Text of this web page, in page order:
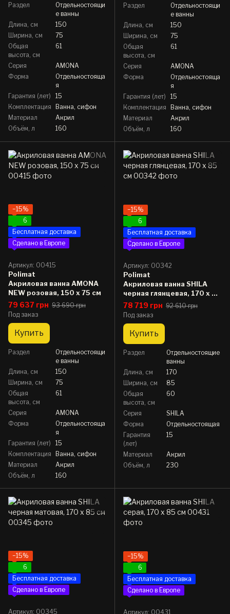
Раздел
Отдельностоящи
е ванны
Длина, см
150
Ширина, см
75
Общая
высота, см
61
Серия
AMONA
Форма
Отдельностояща
я
Гарантия (лет)
15
Комплектация
Ванна, сифон
Материал
Акрил
Объём, л
160
Раздел
Отдельностоящи
е ванны
Длина, см
150
Ширина, см
75
Общая
высота, см
61
Серия
AMONA
Форма
Отдельностояща
я
Гарантия (лет)
15
Комплектация
Ванна, сифон
Материал
Акрил
Объём, л
160
−15%
6
Бесплатная доставка
Сделано в Европе
Артикул: 00415
Polimat
Акриловая ванна AMONA
NEW розовая, 150 x 75 см
79 637 грн 93 690 грн
Под заказ
Купить
Раздел
Отдельностоящи
е ванны
Длина, см
150
Ширина, см
75
Общая
высота, см
61
Серия
AMONA
Форма
Отдельностояща
я
Гарантия (лет)
15
Комплектация
Ванна, сифон
Материал
Акрил
Объём, л
160
−15%
6
Бесплатная доставка
Сделано в Европе
Артикул: 00342
Polimat
Акриловая ванна SHILA
черная глянцевая, 170 x 85
см
78 719 грн 92 610 грн
Под заказ
Купить
Раздел
Отдельностоящие
ванны
Длина, см
170
Ширина, см
85
Общая
высота, см
60
Серия
SHILA
Форма
Отдельностоящая
Гарантия
(лет)
15
Материал
Акрил
Объём, л
230
−15%
6
Бесплатная доставка
Сделано в Европе
Артикул: 00345
−15%
6
Бесплатная доставка
Сделано в Европе
Артикул: 00431